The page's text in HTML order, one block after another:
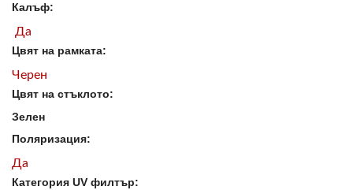
Калъф:
Да
Цвят на рамката:
Черен
Цвят на стъклото:
Зелен
Поляризация:
Да
Категория UV филтър: